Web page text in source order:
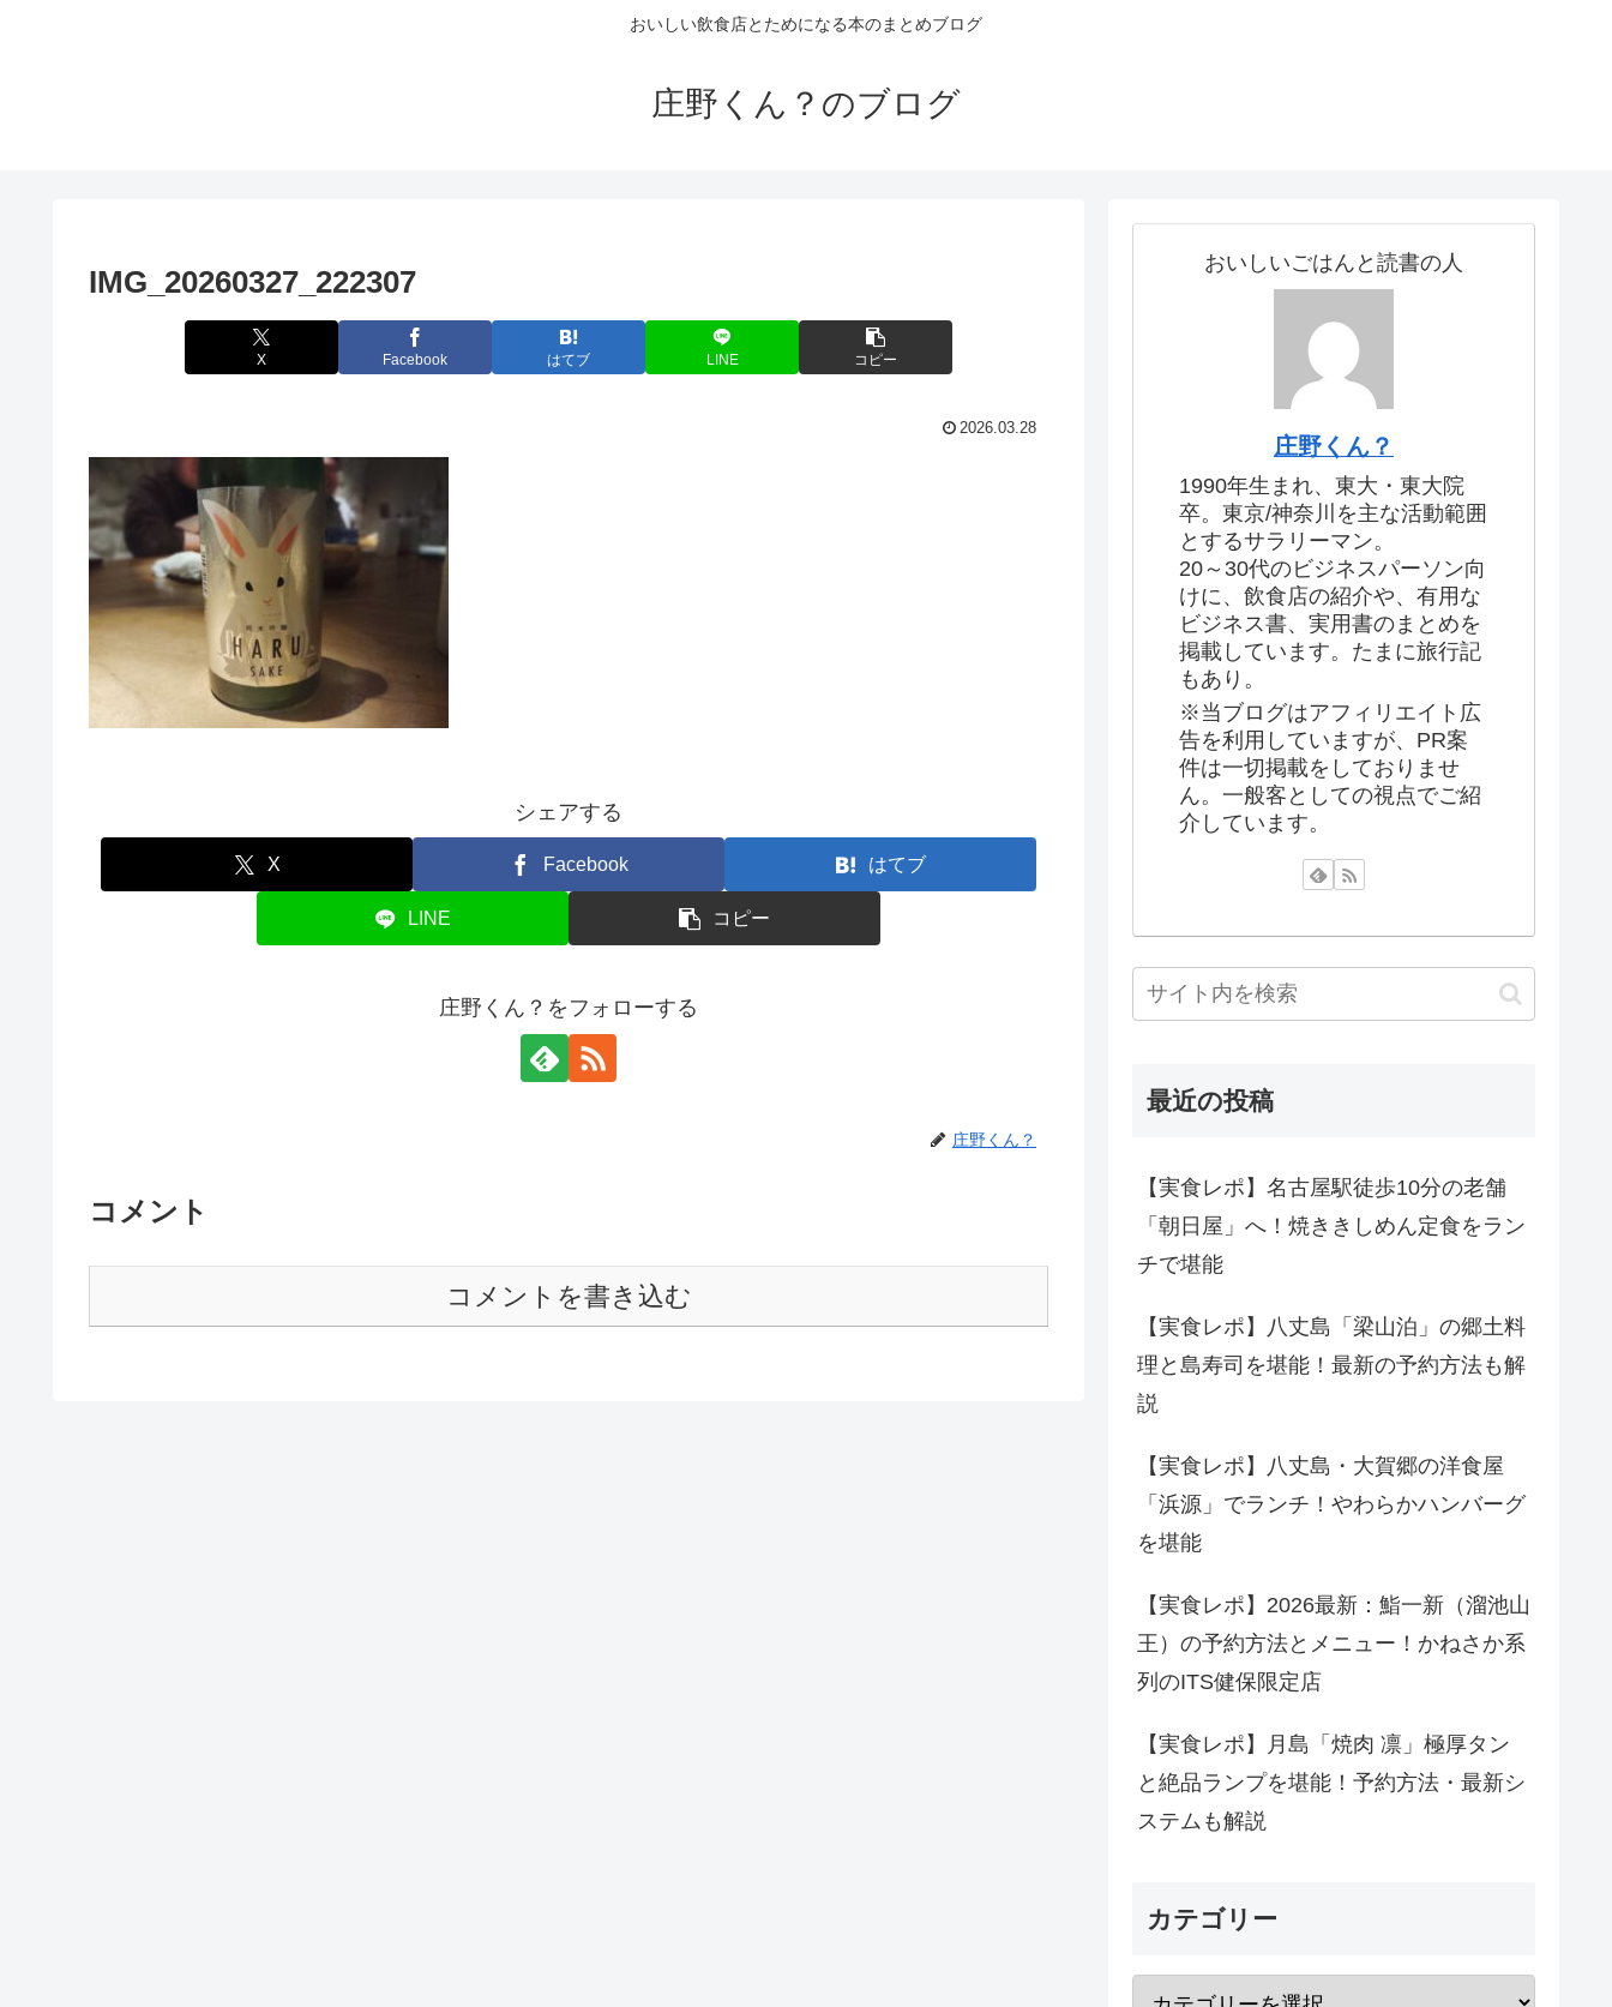
おいしい飲食店とためになる本のまとめブログ
庄野くん？のブログ
IMG_20260327_222307
X Facebook はてブ LINE コピー
2026.03.28
シェアする
X Facebook はてブ
LINE コピー
庄野くん？をフォローする
庄野くん？
コメント
コメントを書き込む
おいしいごはんと読書の人
庄野くん？
1990年生まれ、東大・東大院
卒。東京/神奈川を主な活動範囲
とするサラリーマン。
20～30代のビジネスパーソン向
けに、飲食店の紹介や、有用な
ビジネス書、実用書のまとめを
掲載しています。たまに旅行記
もあり。
※当ブログはアフィリエイト広
告を利用していますが、PR案
件は一切掲載をしておりませ
ん。一般客としての視点でご紹
介しています。
最近の投稿
【実食レポ】名古屋駅徒歩10分の老舗
「朝日屋」へ！焼ききしめん定食をラン
チで堪能
【実食レポ】八丈島「梁山泊」の郷土料
理と島寿司を堪能！最新の予約方法も解
説
【実食レポ】八丈島・大賀郷の洋食屋
「浜源」でランチ！やわらかハンバーグ
を堪能
【実食レポ】2026最新：鮨一新（溜池山
王）の予約方法とメニュー！かねさか系
列のITS健保限定店
【実食レポ】月島「焼肉 凛」極厚タン
と絶品ランプを堪能！予約方法・最新シ
ステムも解説
カテゴリー